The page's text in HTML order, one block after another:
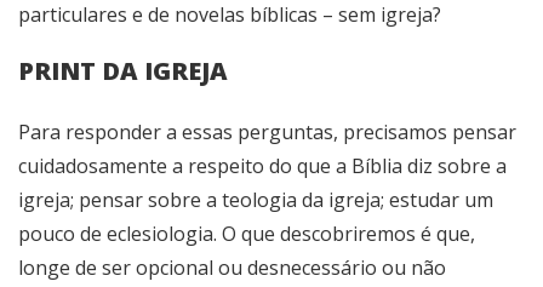
particulares e de novelas bíblicas – sem igreja?
PRINT DA IGREJA
Para responder a essas perguntas, precisamos pensar
cuidadosamente a respeito do que a Bíblia diz sobre a
igreja; pensar sobre a teologia da igreja; estudar um
pouco de eclesiologia. O que descobriremos é que,
longe de ser opcional ou desnecessário ou não